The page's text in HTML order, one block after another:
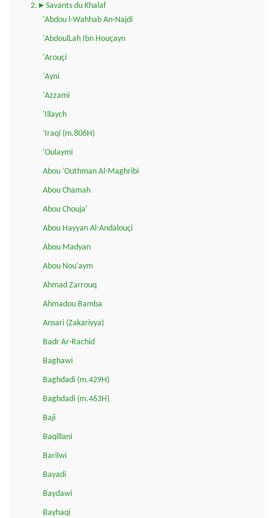
2.►Savants du Khalaf
'Abdou l-Wahhab An-Najdi
'AbdoulLah Ibn Houçayn
'Arouçi
'Ayni
'Azzami
'Illaych
'Iraqi (m.806H)
'Oulaymi
Abou 'Outhman Al-Maghribi
Abou Chamah
Abou Chouja'
Abou Hayyan Al-Andalouçi
Abou Madyan
Abou Nou'aym
Ahmad Zarrouq
Ahmadou Bamba
Ansari (Zakariyya)
Badr Ar-Rachid
Baghawi
Baghdadi (m.429H)
Baghdadi (m.463H)
Baji
Baqillani
Barilwi
Bayadi
Baydawi
Bayhaqi